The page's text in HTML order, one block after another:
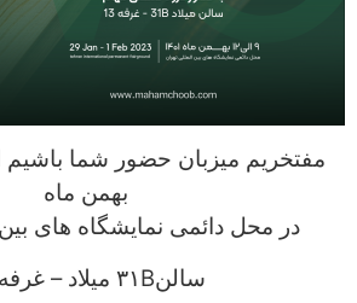
بهمن ماه
در محل دائمی نمایشگاه های
سالن‌۳۱B میلاد – غرفه ۱۳